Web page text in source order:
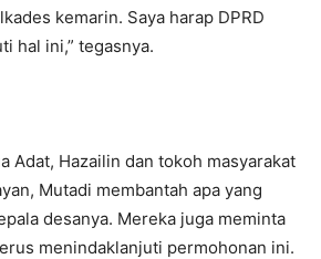
kemarin. Saya harap DPRD
hal ini,” tegasnya.
Adat, Hazailin dan tokoh masyarakat
Mutadi membantah apa yang
desanya. Mereka juga meminta
menindaklanjuti permohonan ini.